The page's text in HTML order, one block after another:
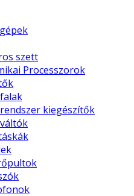
szett
Processzorok
kiegészítők